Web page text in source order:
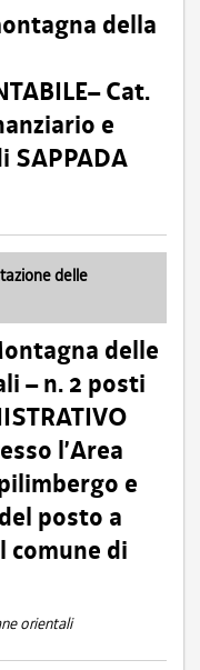
della
Cat.
e
SAPPADA
delle
delle
– n. 2 posti
l’Area
e
posto a
comune di
orientali